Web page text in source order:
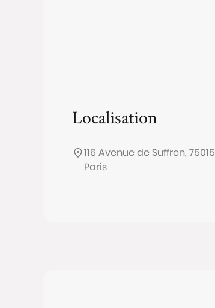
Localisation
116 Avenue de Suffren, 75015
Paris